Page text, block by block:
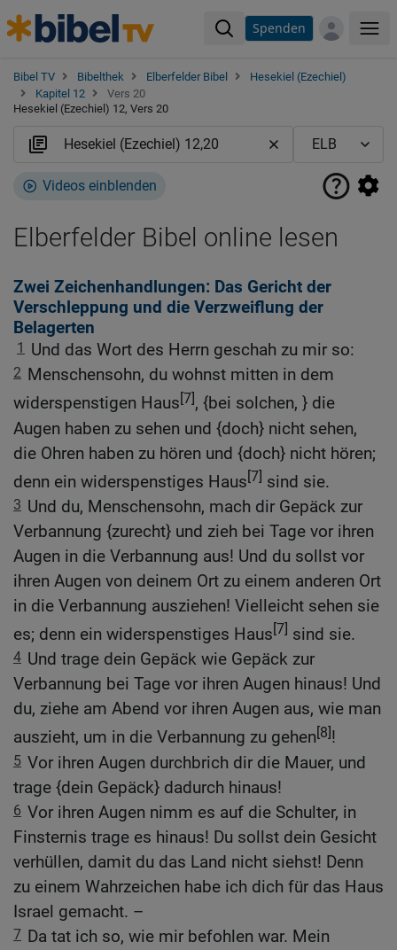
Spenden
Bibel TV Bibelthek Elberfelder Bibel
Hesekiel (Ezechiel)
Kapitel 12
Vers 20
Hesekiel (Ezechiel) 12, Vers 20
Videos einblenden
Elberfelder Bibel online lesen
Zwei Zeichenhandlungen: Das Gericht der
Verschleppung und die Verzweiflung der
Belagerten
1 Und das Wort des Herrn geschah zu mir so:
2 Menschensohn, du wohnst mitten in dem
widerspenstigen Haus[7], {bei solchen, } die
Augen haben zu sehen und {doch} nicht sehen,
die Ohren haben zu hören und {doch} nicht hören;
denn ein widerspenstiges Haus[7] sind sie.
3 Und du, Menschensohn, mach dir Gepäck zur
Verbannung {zurecht} und zieh bei Tage vor ihren
Augen in die Verbannung aus! Und du sollst vor
ihren Augen von deinem Ort zu einem anderen Ort
in die Verbannung ausziehen! Vielleicht sehen sie
es; denn ein widerspenstiges Haus[7] sind sie.
4 Und trage dein Gepäck wie Gepäck zur
Verbannung bei Tage vor ihren Augen hinaus! Und
du, ziehe am Abend vor ihren Augen aus, wie man
auszieht, um in die Verbannung zu gehen[8]!
5 Vor ihren Augen durchbrich dir die Mauer, und
trage {dein Gepäck} dadurch hinaus!
6 Vor ihren Augen nimm es auf die Schulter, in
Finsternis trage es hinaus! Du sollst dein Gesicht
verhüllen, damit du das Land nicht siehst! Denn
zu einem Wahrzeichen habe ich dich für das Haus
Israel gemacht. –
7 Da tat ich so, wie mir befohlen war. Mein